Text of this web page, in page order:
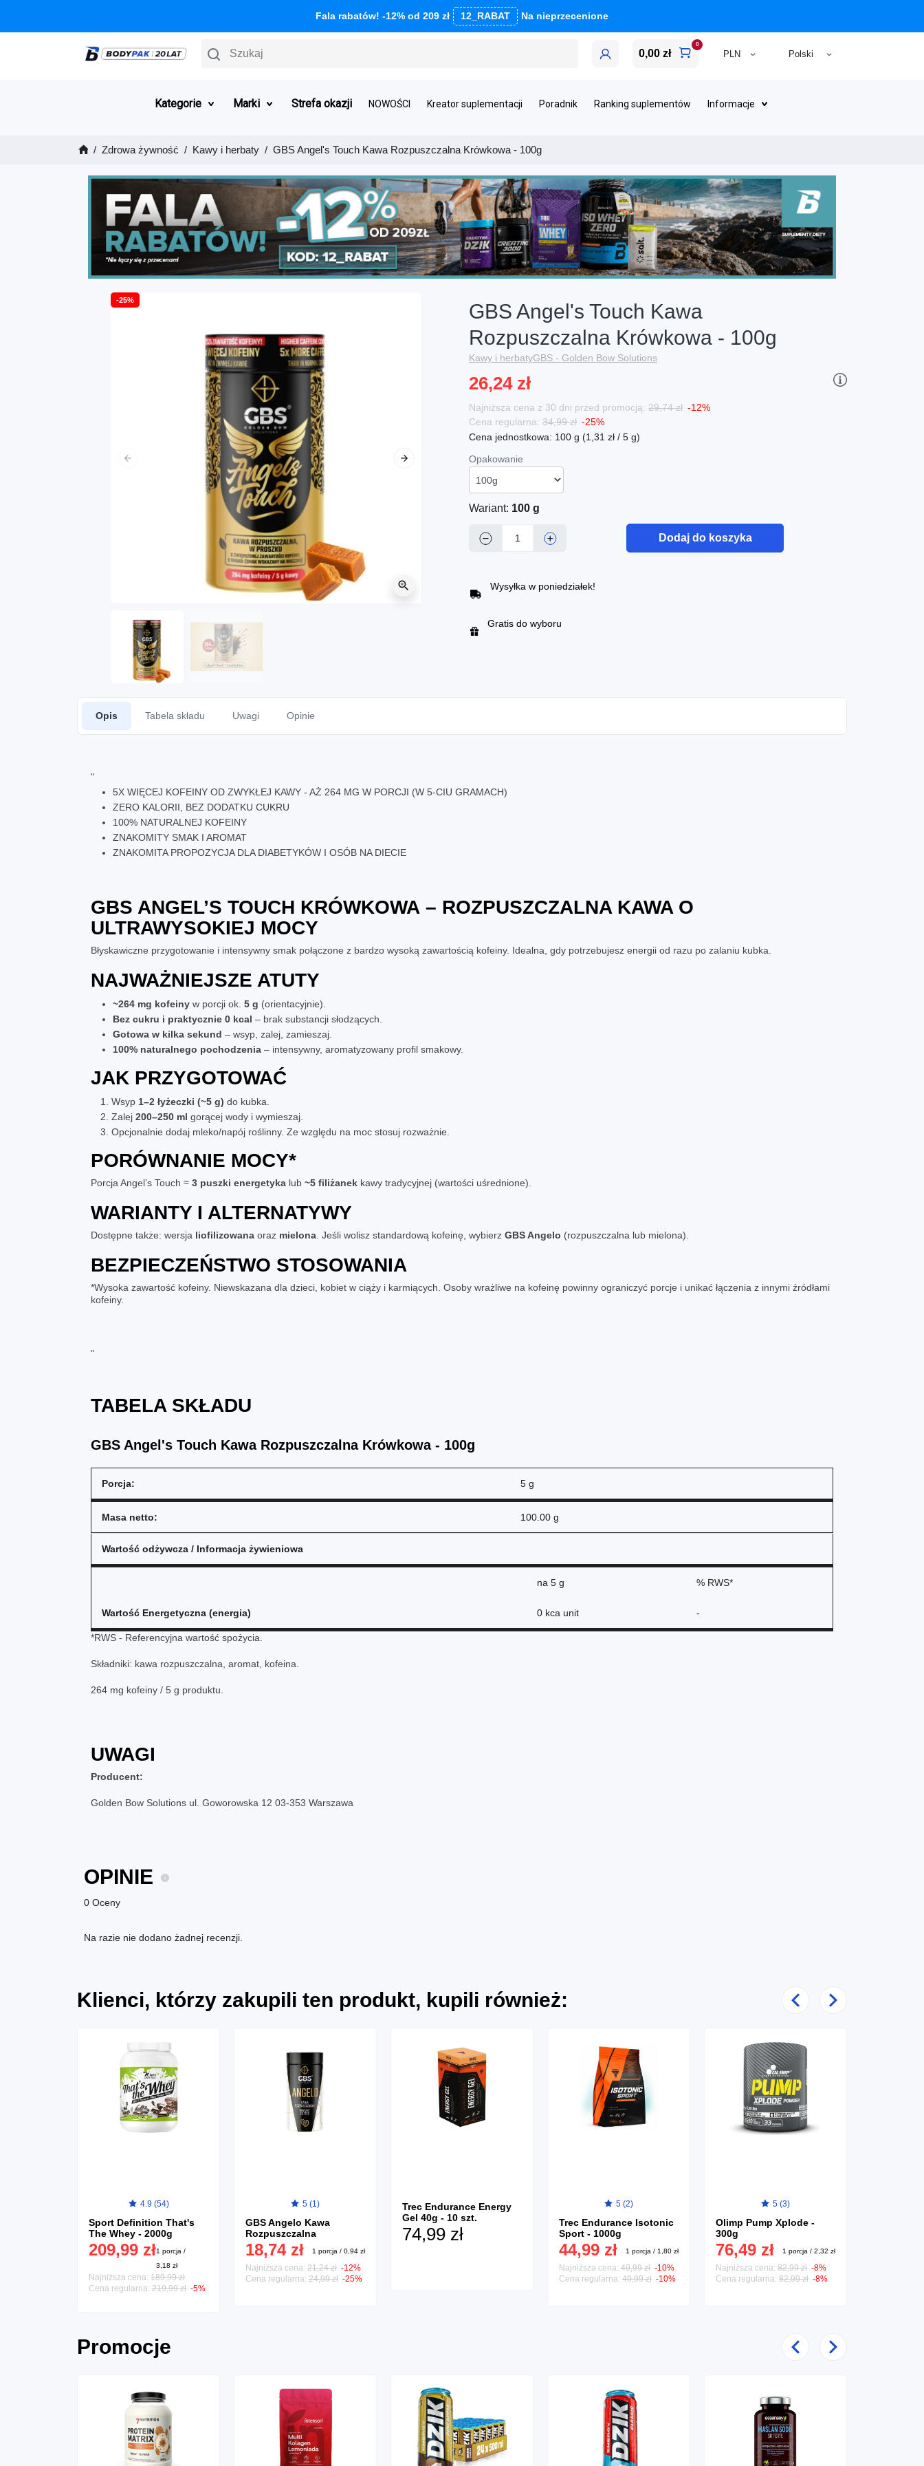
Fala rabatów! -12% od 209 zł 12_RABAT Na nieprzecenione
Szukaj 0,00 zł
0
Kategorie Marki Strefa okazji NOWOŚCI Kreator suplementacji Poradnik Ranking suplementów Informacje
Zdrowa żywność Kawy i herbaty GBS Angel's Touch Kawa Rozpuszczalna Krówkowa - 100g
-25%
Poprzedni Następny
zoom_in
GBS Angel's Touch Kawa
Rozpuszczalna Krówkowa - 100g
Kawy i herbatyGBS - Golden Bow Solutions
26,24 zł
Najniższa cena z 30 dni przed promocją: 29,74 zł -12%
Cena regularna: 34,99 zł -25%
Cena jednostkowa: 100 g (1,31 zł / 5 g)
Opakowanie
Wariant: 100 g
− + Dodaj do koszyka
Wysyłka w poniedziałek!
Gratis do wyboru
Opis Tabela składu Uwagi Opinie
"
5X WIĘCEJ KOFEINY OD ZWYKŁEJ KAWY - AŻ 264 MG W PORCJI (W 5-CIU GRAMACH)
ZERO KALORII, BEZ DODATKU CUKRU
100% NATURALNEJ KOFEINY
ZNAKOMITY SMAK I AROMAT
ZNAKOMITA PROPOZYCJA DLA DIABETYKÓW I OSÓB NA DIECIE
GBS ANGEL’S TOUCH KRÓWKOWA – ROZPUSZCZALNA KAWA O
ULTRAWYSOKIEJ MOCY
Błyskawiczne przygotowanie i intensywny smak połączone z bardzo wysoką zawartością kofeiny. Idealna, gdy potrzebujesz energii od razu po zalaniu kubka.
NAJWAŻNIEJSZE ATUTY
~264 mg kofeiny w porcji ok. 5 g (orientacyjnie).
Bez cukru i praktycznie 0 kcal – brak substancji słodzących.
Gotowa w kilka sekund – wsyp, zalej, zamieszaj.
100% naturalnego pochodzenia – intensywny, aromatyzowany profil smakowy.
JAK PRZYGOTOWAĆ
Wsyp 1–2 łyżeczki (~5 g) do kubka.
Zalej 200–250 ml gorącej wody i wymieszaj.
Opcjonalnie dodaj mleko/napój roślinny. Ze względu na moc stosuj rozważnie.
PORÓWNANIE MOCY*
Porcja Angel’s Touch ≈ 3 puszki energetyka lub ~5 filiżanek kawy tradycyjnej (wartości uśrednione).
WARIANTY I ALTERNATYWY
Dostępne także: wersja liofilizowana oraz mielona . Jeśli wolisz standardową kofeinę, wybierz GBS Angelo (rozpuszczalna lub mielona).
BEZPIECZEŃSTWO STOSOWANIA
*Wysoka zawartość kofeiny. Niewskazana dla dzieci, kobiet w ciąży i karmiących. Osoby wrażliwe na kofeinę powinny ograniczyć porcje i unikać łączenia z innymi źródłami
kofeiny.
"
TABELA SKŁADU
GBS Angel's Touch Kawa Rozpuszczalna Krówkowa - 100g
Porcja: 5 g
Masa netto: 100.00 g
Wartość odżywcza / Informacja żywieniowa
na 5 g % RWS*
Wartość Energetyczna (energia) 0 kca unit -
*RWS - Referencyjna wartość spożycia.
Składniki: kawa rozpuszczalna, aromat, kofeina.
264 mg kofeiny / 5 g produktu.
UWAGI
Producent:
Golden Bow Solutions ul. Goworowska 12 03-353 Warszawa
OPINIE
0 Oceny
Na razie nie dodano żadnej recenzji.
Klienci, którzy zakupili ten produkt, kupili również: PoprzedniNastępny
4.9 (54)
Sport Definition That's
The Whey - 2000g
209,99 zł1 porcja /
3,18 zł
Najniższa cena: 189,99 zł
Cena regularna: 219,99 zł -5%
5 (1)
GBS Angelo Kawa
Rozpuszczalna
Niearomatyzowana - 100
g
18,74 zł 1 porcja / 0,94 zł
Najniższa cena: 21,24 zł -12%
Cena regularna: 24,99 zł -25%
Trec Endurance Energy
Gel 40g - 10 szt.
74,99 zł
5 (2)
Trec Endurance Isotonic
Sport - 1000g
44,99 zł 1 porcja / 1,80 zł
Najniższa cena: 49,99 zł -10%
Cena regularna: 49,99 zł -10%
5 (3)
Olimp Pump Xplode -
300g
76,49 zł 1 porcja / 2,32 zł
Najniższa cena: 82,99 zł -8%
Cena regularna: 82,99 zł -8%
Promocje PoprzedniNastępny